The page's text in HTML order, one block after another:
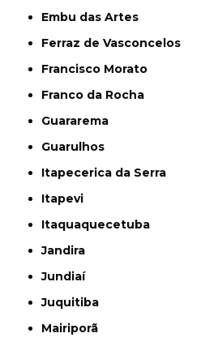
Embu das Artes
Ferraz de Vasconcelos
Francisco Morato
Franco da Rocha
Guararema
Guarulhos
Itapecerica da Serra
Itapevi
Itaquaquecetuba
Jandira
Jundiaí
Juquitiba
Mairiporã